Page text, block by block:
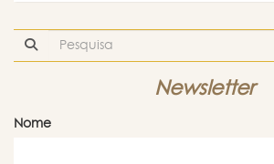
Newsletter
Nome